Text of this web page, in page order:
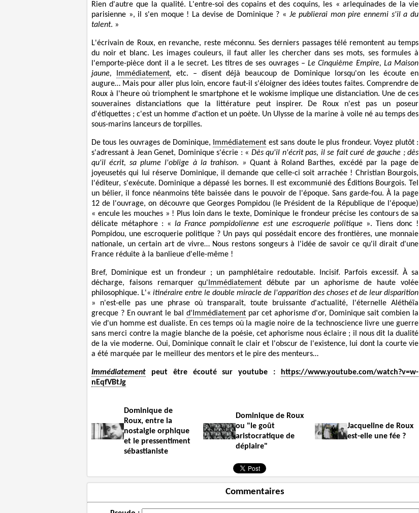
Rien d'autre que la qualité. L'entre-soi des copains et des coquins, les « arlequinades de la vie
parisienne », il s'en moque ! La devise de Dominique ? « Je publierai mon pire ennemi s'il a du
talent. »
L'écrivain de Roux, en revanche, reste méconnu. Ses derniers passages télé remontent au temps
du noir et blanc. Les images couleurs, il faut aller les chercher dans ses mots, ses formules à
l'emporte-pièce dont il a le secret. Les titres de ses ouvrages – Le Cinquième Empire, La Maison
jaune,
Immédiatement, etc. – disent déjà beaucoup de Dominique lorsqu'on les écoute en
augure… Mais pour aller plus loin, encore faut-il s'éloigner des idées toutes faites. Comprendre de
Roux à l'heure où triomphent le smartphone et le wokisme implique une distanciation. Une de ces
souveraines distanciations que la littérature peut inspirer. De Roux n'est pas un poseur
d'étiquettes ; c'est un homme d'action et un poète. Un Ulysse de la marine à voile né au temps des
sous-marins lanceurs de torpilles.
De tous les ouvrages de Dominique, Immédiatement est sans doute le plus frondeur. Voyez plutôt :
s'adressant à Jean Genet, Dominique s'écrie : « Dès qu'il n'écrit pas, il se fait curé de gauche ; dès
qu'il écrit, sa plume l'oblige à la trahison. » Quant à Roland Barthes, excédé par la page de
joyeusetés qui lui réserve Dominique, il demande que celle-ci soit arrachée ! Christian Bourgois,
l'éditeur, s'exécute. Dominique a dépassé les bornes. Il est excommunié des Éditions Bourgois. Tel
un bélier, il fonce néanmoins tête baissée dans le pouvoir de l'époque. Sans garde-fou. À la page
12 de l'ouvrage, on découvre que Georges Pompidou (le Président de la République de l'époque)
« encule les mouches » ! Plus loin dans le texte, Dominique le frondeur précise les contours de sa
délicate métaphore : «la France pompidolienne est une escroquerie politique». Tiens donc !
Pompidou, une escroquerie politique ? Un pays qui possédait encore des frontières, une monnaie
nationale, un certain art de vivre… Nous restons songeurs à l'idée de savoir ce qu'il dirait d'une
France réduite à la banlieue d'elle-même !
Bref, Dominique est un frondeur ; un pamphlétaire redoutable. Incisif. Parfois excessif. À sa
décharge, faisons remarquerqu'Immédiatement débute par un aphorisme de haute volée
philosophique. L'« itinéraire entre le double miracle de l'apparition des choses et de leur disparition
» n'est-elle pas une phrase où transparaît, toute bruissante d'actualité, l'éternelle Aléthéïa
grecque ? En ouvrant le bal d'Immédiatementpar cet aphorisme d'or, Dominique sait combien la
vie d'un homme est dualiste. En ces temps où la magie noire de la technoscience livre une guerre
sans merci contre la magie blanche de la poésie, cet aphorisme nous éclaire ; il nous dit la dualité
de la vie moderne. Oui, Dominique connaît le clair et l'obscur de l'existence, lui dont la courte vie
a été marquée par le meilleur des mentors et le pire des menteurs…
Immédiatement peut être écouté sur youtube :
https://www.youtube.com/watch?v=w-
nEqfVBtJg
Dominique de
Roux, entre la
nostalgie orphique
et le pressentiment
sébastianiste
Dominique de Roux
ou "le goût
aristocratique de
déplaire"
Jacqueline de Roux
est-elle une fée ?
Commentaires